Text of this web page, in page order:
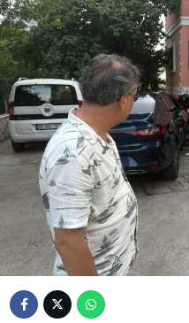
İLETIŞIM
KÜNYE